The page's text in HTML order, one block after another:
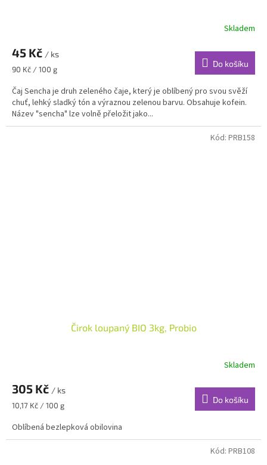
Skladem
45 Kč / ks
Měrná
90 Kč / 100 g
Do košíku
Čaj Sencha je druh zeleného čaje, který je oblíbený pro svou svěží
chuť, lehký sladký tón a výraznou zelenou barvu. Obsahuje kofein.
Název "sencha" lze volně přeložit jako...
Čirok loupaný BIO 3kg, Probio
Skladem
305 Kč / ks
Měrná
10,17 Kč / 100 g
Do košíku
Oblíbená bezlepková obilovina
Kód: PRB158
Kód: PRB108